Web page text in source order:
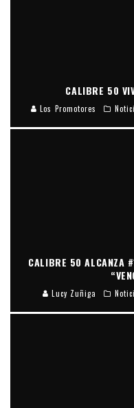
CALIBRE 50
Los Promotores
CALIBRE 50 ALCANZA
Lucy Zuñiga